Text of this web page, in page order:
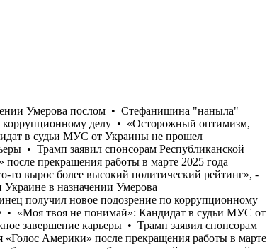
Украине перехватчиков к Patriot, опасаясь потратить все запасы • США отказали Украине в назначении Умерова послом • Стефанишина "наныла" залог меньше, чем просил адвокат • Бывший командующий логистикой Воздушных сил Андрей Украинец получил новое подозрение по коррупционному делу • «Осторожный оптимизм, который преобладал у украинской стороны в начале лета, в значительной степени исчез», - Юлиан Репке • «Моя твоя не понимай»: Кандидат в судьи МУС от Украины не прошел собеседование на английском и французском языках • Голливудский режиссер Джеймс Кэмерон намекнул на возможное завершение карьеры • Трамп заявил спонсорам Республиканской партии, что хотел бы видеть Джей Ди Вэнса кандидатом на выборах 2028 года • Редакция украинской службы вещания «Голос Америки» после прекращения работы в марте 2025 года возобновляет ее • «На печерских холмах беспокоятся только как спасти от правосудия своих «миндичей» и как не допустить, чтобы у кого-то вырос более высокий политический рейтинг», - Валерий Пекар • Страны ЕС отказываются от передачи Украине перехватчиков к Patriot, опасаясь потратить все запасы • США отказали Украине в назначении Умерова послом • Стефанишина "наныла" залог меньше, чем просил адвокат • Бывший командующий логистикой Воздушных сил Андрей Украинец получил новое подозрение по коррупционному делу • «Осторожный оптимизм, который преобладал у украинской стороны в начале лета, в значительной степени исчез», - Юлиан Репке • «Моя твоя не понимай»: Кандидат в судьи МУС от Украины не прошел собеседование на английском и французском языках • Голливудский режиссер Джеймс Кэмерон намекнул на возможное завершение карьеры • Трамп заявил спонсорам Республиканской партии, что хотел бы видеть Джей Ди Вэнса кандидатом на выборах 2028 года • Редакция украинской службы вещания «Голос Америки» после прекращения работы в марте 2025 года возобновляет ее • «На печерских холмах беспокоятся только как спасти от правосудия своих «миндичей» и как не допустить, чтобы у кого-то вырос более высокий политический рейтинг», - Валерий Пекар • Страны ЕС отказываются от передачи Украине перехватчиков к Patriot, опасаясь потратить все запасы • США отказали Украине в назначении Умерова послом • Стефанишина "наныла" залог меньше, чем просил адвокат • Бывший командующий логистикой Воздушных сил Андрей Украинец получил новое подозрение по коррупционному делу • «Осторожный оптимизм, который преобладал у украинской стороны в начале лета, в значительной степени исчез»,